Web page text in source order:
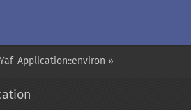
Yaf_Application::environ »